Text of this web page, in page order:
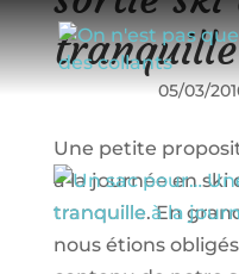
05/03/
Une petite
à la journée en ski
tranquille. En
nous étions